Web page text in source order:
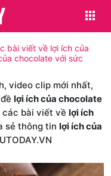
bài viết về lợi ích của
chocolate với sức
video clip mới nhất,
lợi ích của chocolate
các bài viết về lợi ích
sẻ thông tin lợi ích của